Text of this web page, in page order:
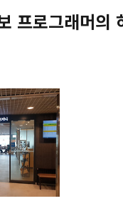
프로그래머의